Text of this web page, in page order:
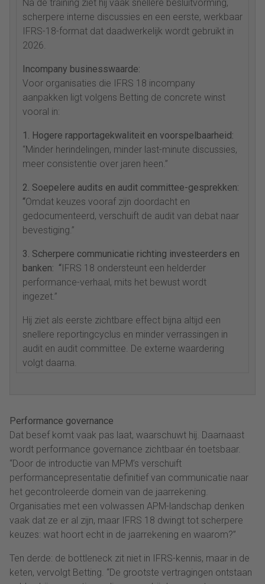
Na de training ziet hij vaak snellere besluitvorming,
scherpere interne discussies en een eerste, werkbaar
IFRS-18-format dat daadwerkelijk wordt gebruikt in
2026.
Incompany businesswaarde:
Voor organisaties die IFRS 18 incompany
aanpakken ligt volgens Betting de concrete winst
vooral in:
1. Hogere rapportagekwaliteit en voorspelbaarheid:
“Minder herindelingen, minder last-minute discussies,
meer consistentie over jaren heen.”
2. Soepelere audits en audit committee-gesprekken:
“Omdat keuzes vooraf zijn doordacht en
gedocumenteerd, verschuift de audit van debat naar
bevestiging.”
3. Scherpere communicatie richting investeerders en
banken: “ IFRS 18 ondersteunt een helderder
performance-verhaal, mits het bewust wordt
ingezet.”
Hij ziet als eerste zichtbare effect bijna altijd een
snellere reportingcyclus en minder verrassingen in
audit en audit committee. De externe waardering
volgt daarna.
Performance governance
Dat besef komt vaak pas laat, waarschuwt hij. Daarnaast
wordt performance governance zichtbaar én toetsbaar.
“Door de introductie van MPM’s verschuift
performancepresentatie definitief van communicatie naar
het gecontroleerde domein van de jaarrekening.
Organisaties met een volwassen APM-landschap denken
vaak dat ze er al zijn, maar IFRS 18 dwingt tot scherpere
keuzes: wat hoort echt in de jaarrekening en waarom?”
Ten derde: de bottleneck zit niet in IFRS-kennis, maar in de
keten, vervolgt Betting. “De grootste vertragingen ontstaan